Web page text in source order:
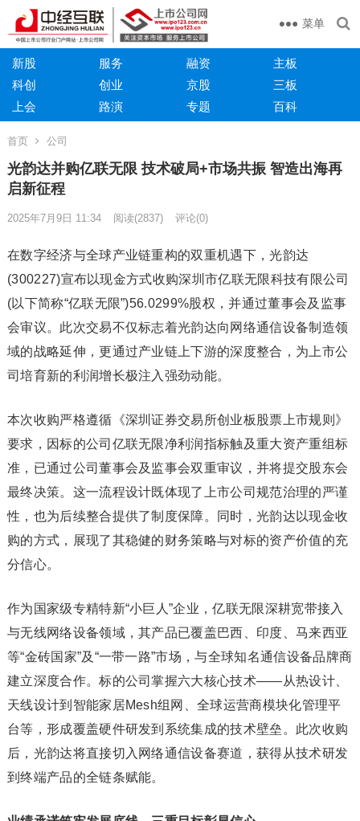
菜单
新股 服务 融资
主板
科创
创业 京股
三板
上会
路演 专题 百科
首页 公司
光韵达并购亿联无限 技术破局+市场共振 智造出海再
启新征程
2025年7月9日 11:34 阅读(2837) 评论(0)
在数字经济与全球产业链重构的双重机遇下，光韵达
(300227)宣布以现金方式收购深圳市亿联无限科技有限公司
(以下简称“亿联无限”)56.0299%股权，并通过董事会及监事
会审议。此次交易不仅标志着光韵达向网络通信设备制造领
域的战略延伸，更通过产业链上下游的深度整合，为上市公
司培育新的利润增长极注入强劲动能。
本次收购严格遵循《深圳证券交易所创业板股票上市规则》
要求，因标的公司亿联无限净利润指标触及重大资产重组标
准，已通过公司董事会及监事会双重审议，并将提交股东会
最终决策。这一流程设计既体现了上市公司规范治理的严谨
性，也为后续整合提供了制度保障。同时，光韵达以现金收
购的方式，展现了其稳健的财务策略与对标的资产价值的充
分信心。
作为国家级专精特新“小巨人”企业，亿联无限深耕宽带接入
与无线网络设备领域，其产品已覆盖巴西、印度、马来西亚
等“金砖国家”及“一带一路”市场，与全球知名通信设备品牌商
建立深度合作。标的公司掌握六大核心技术——从热设计、
天线设计到智能家居Mesh组网、全球运营商模块化管理平
台等，形成覆盖硬件研发到系统集成的技术壁垒。此次收购
后，光韵达将直接切入网络通信设备赛道，获得从技术研发
到终端产品的全链条赋能。